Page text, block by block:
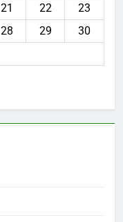
21 22
23
28 29
30